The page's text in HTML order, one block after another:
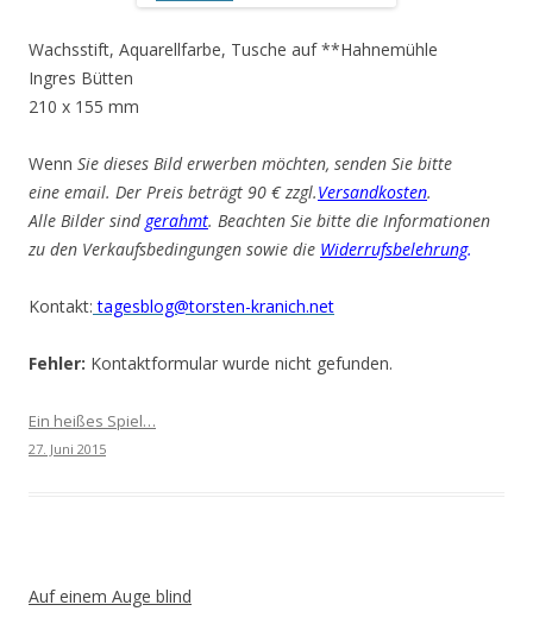
Wachsstift, Aquarellfarbe, Tusche auf **Hahnemühle
Ingres Bütten
210 x 155 mm
Wenn Sie dieses Bild erwerben möchten, senden Sie bitte
eine email. Der Preis beträgt 90 € zzgl.Versandkosten.
Alle Bilder sind gerahmt. Beachten Sie bitte die Informationen
zu den Verkaufsbedingungen sowie die Widerrufsbelehrung.
Kontakt: tagesblog@torsten-kranich.net
Fehler: Kontaktformular wurde nicht gefunden.
Ein heißes Spiel…
27. Juni 2015
Auf einem Auge blind